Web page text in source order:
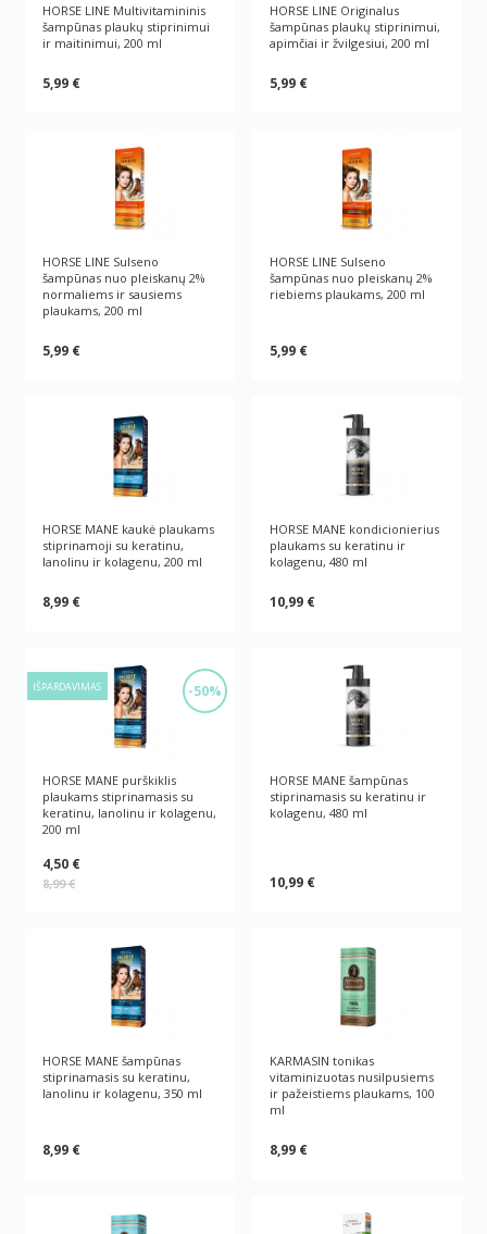
HORSE LINE Multivitamininis
šampūnas plaukų stiprinimui
ir maitinimui, 200 ml
5,99 €
HORSE LINE Originalus
šampūnas plaukų stiprinimui,
apimčiai ir žvilgesiui, 200 ml
5,99 €
HORSE LINE Sulseno
šampūnas nuo pleiskanų 2%
normaliems ir sausiems
plaukams, 200 ml
5,99 €
HORSE LINE Sulseno
šampūnas nuo pleiskanų 2%
riebiems plaukams, 200 ml
5,99 €
HORSE MANE kaukė plaukams
stiprinamoji su keratinu,
lanolinu ir kolagenu, 200 ml
8,99 €
HORSE MANE kondicionierius
plaukams su keratinu ir
kolagenu, 480 ml
10,99 €
-50%
IŠPARDAVIMAS
HORSE MANE purškiklis
plaukams stiprinamasis su
keratinu, lanolinu ir kolagenu,
200 ml
4,50 €
8,99 €
HORSE MANE šampūnas
stiprinamasis su keratinu ir
kolagenu, 480 ml
10,99 €
HORSE MANE šampūnas
stiprinamasis su keratinu,
lanolinu ir kolagenu, 350 ml
8,99 €
KARMASIN tonikas
vitaminizuotas nusilpusiems
ir pažeistiems plaukams, 100
ml
8,99 €